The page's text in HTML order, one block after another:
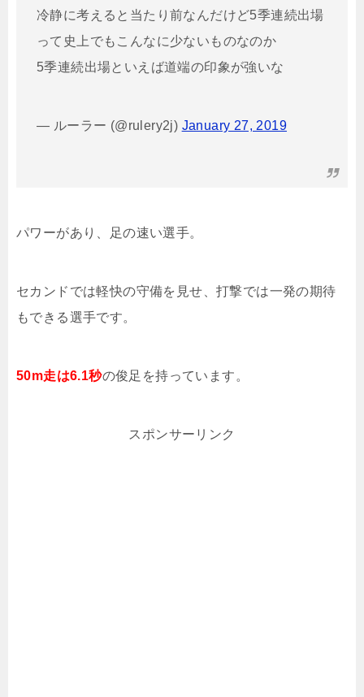
冷静に考えると当たり前なんだけど5季連続出場
って史上でもこんなに少ないものなのか
5季連続出場といえば道端の印象が強いな
— ルーラー (@rulery2j) January 27, 2019
パワーがあり、足の速い選手。
セカンドでは軽快の守備を見せ、打撃では一発の期待
もできる選手です。
50m走は6.1秒の俊足を持っています。
スポンサーリンク